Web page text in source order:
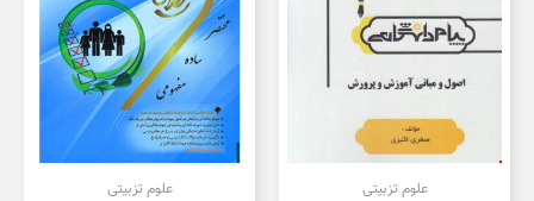
علوم تزبیتی علوم تزبیتی